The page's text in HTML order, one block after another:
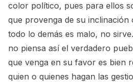
color político, pues para ellos
que provenga de su inclinación
todo lo demás es malo, no
no piensa así el verdadero
que venga en su favor es bien
quien o quienes hagan las